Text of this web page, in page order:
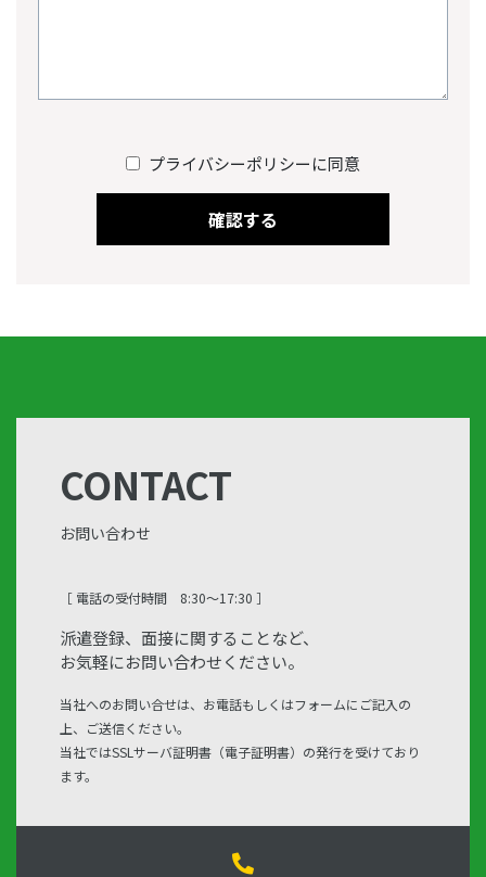
プライバシーポリシーに同意
CONTACT
お問い合わせ
［ 電話の受付時間 8:30〜17:30 ］
派遣登録、面接に関することなど、
お気軽にお問い合わせください。
当社へのお問い合せは、お電話もしくはフォームにご記入の
上、ご送信ください。
当社ではSSLサーバ証明書（電子証明書）の発行を受けており
ます。